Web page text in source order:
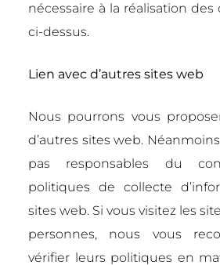
nécessaire à la réalisation
ci-dessus.
Lien avec d’autres sites web
Nous pourrons vous
d’autres sites web.
pas responsables du
politiques de collecte
sites web. Si vous visitez les
personnes, nous vous
vérifier leurs politiques en